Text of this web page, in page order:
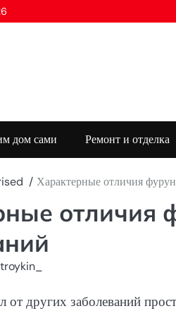
дом сами Ремонт и отделка
Характерные отличия
отличия
других заболеваний